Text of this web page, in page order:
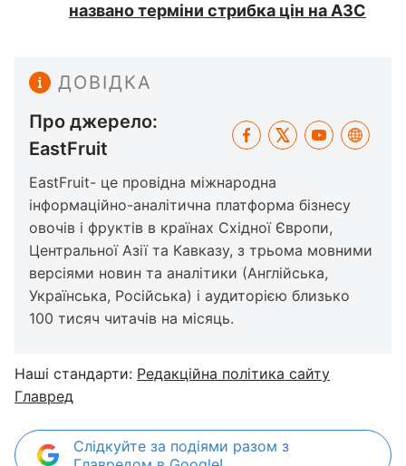
названо терміни стрибка цін на АЗС
ДОВІДКА
Про джерело:
EastFruit
EastFruit- це провідна міжнародна
інформаційно-аналітична платформа бізнесу
овочів і фруктів в країнах Східної Європи,
Центральної Азії та Кавказу, з трьома мовними
версіями новин та аналітики (Англійська,
Українська, Російська) і аудиторією близько
100 тисяч читачів на місяць.
Наші стандарти: Редакційна політика сайту
Главред
Слідкуйте за подіями разом з